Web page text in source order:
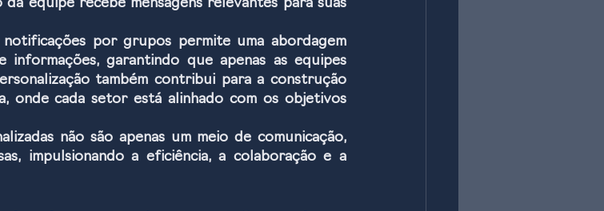
equipe recebe mensagens relevantes para suas
por grupos permite uma abordagem
informações, garantindo que apenas as equipes
também contribui para a construção
onde cada setor está alinhado com os objetivos
não são apenas um meio de comunicação,
impulsionando a eficiência, a colaboração e a